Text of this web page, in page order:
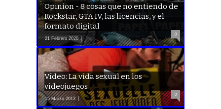
Opinion - 8 cosas que no entiendo de
Rockstar, GTA IV, las licencias, y el
formato digital
21 Febrero 2020
0
Vídeo: La vida sexual en los
videojuegos
15 Marzo 2013
0